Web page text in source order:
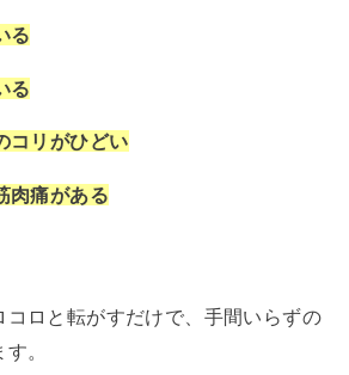
る
る
コリがひどい
肉痛がある
コロと転がすだけで、手間いらずの
。